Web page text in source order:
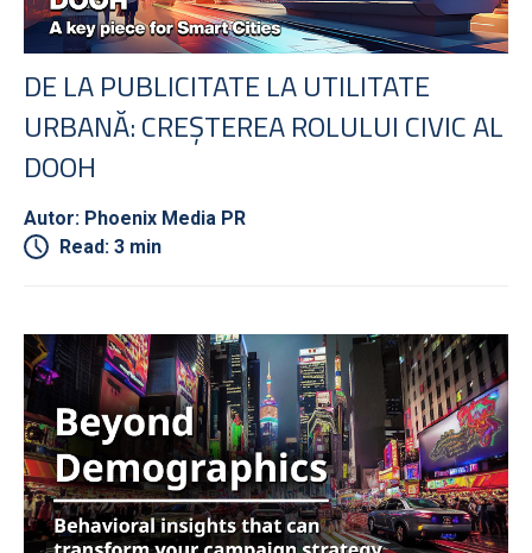
DE LA PUBLICITATE LA UTILITATE
URBANĂ: CREȘTEREA ROLULUI CIVIC AL
DOOH
Autor: Phoenix Media PR
Read: 3 min